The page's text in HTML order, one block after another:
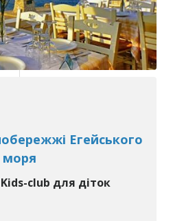
Егейського
моря
Kids-club для діток